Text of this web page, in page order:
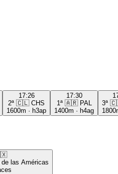
17:26
2ª 🇨🇱 CHS
1600m · h3ap
17:30
1ª 🇦🇷 PAL
1400m · h4ag
3ª
de las Américas